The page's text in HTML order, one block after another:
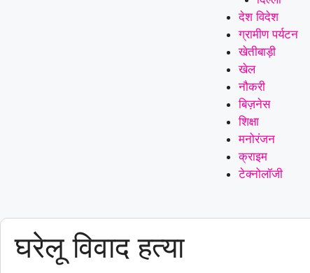
देश विदेश
ग्रामीण पर्यटन
खेतीबाड़ी
खेल
नौकरी
बिज़नेस
शिक्षा
मनोरंजन
क्राइम
टेक्नोलॉजी
घरेलू विवाद हत्या